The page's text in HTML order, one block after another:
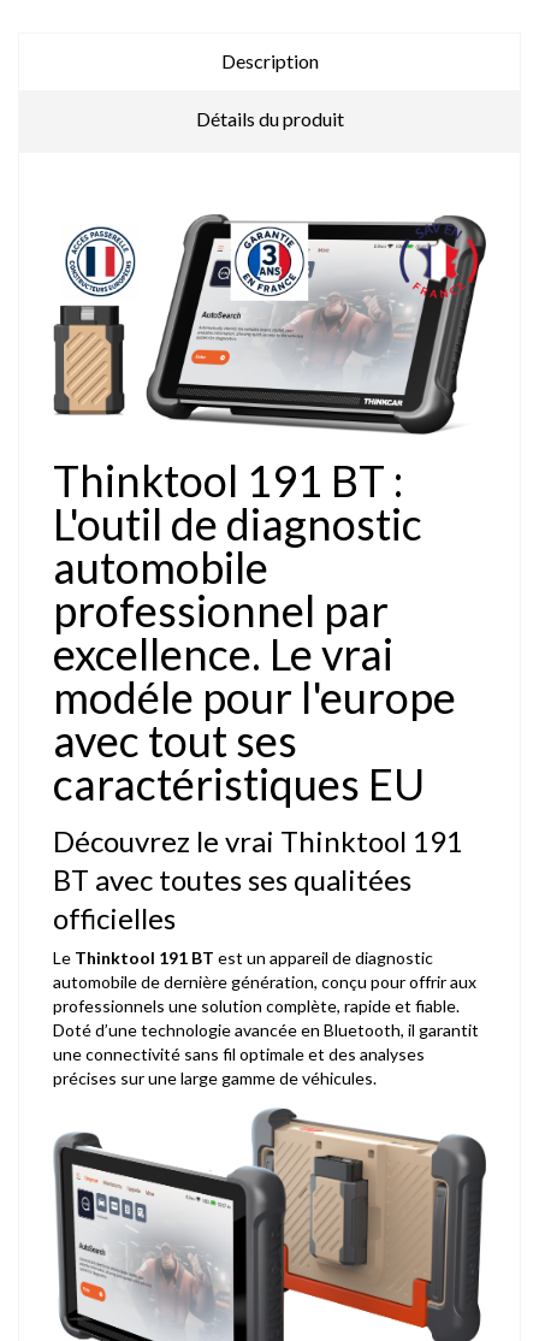
Description
Détails du produit
Thinktool 191 BT :
L'outil de diagnostic
automobile
professionnel par
excellence. Le vrai
modéle pour l'europe
avec tout ses
caractéristiques EU
Découvrez le vrai Thinktool 191
BT avec toutes ses qualitées
officielles
Le Thinktool 191 BT est un appareil de diagnostic
automobile de dernière génération, conçu pour offrir aux
professionnels une solution complète, rapide et fiable.
Doté d’une technologie avancée en Bluetooth, il garantit
une connectivité sans fil optimale et des analyses
précises sur une large gamme de véhicules.